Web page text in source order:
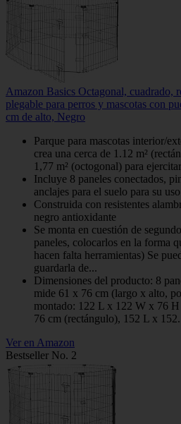
Amazon Basics Octagonal, cuadrado,
plegable para perros y mascotas con
cm de alto, Negro
Parque para mascotas interior/
crea una cerca de 1.12 m²
1,77 m² (octogonal) para
Incluye 8 paneles conectados,
anclajes para el suelo para su
Construida con resistentes
negro antioxidante
Se monta en cuestión de
paneles, colocarlos en la forma
hacen falta herramientas) Se
guardarla de...
Dimensiones del producto: 8
mide 61 x 76 cm (largo x alto,
montado: 122 L x 122 W x 76
76 cm (rectángulo), 152 L x
Ver en Amazon
Bestseller No. 2